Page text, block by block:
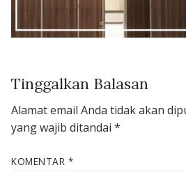
Tinggalkan Balasan
Alamat email Anda tidak akan
yang wajib ditandai *
KOMENTAR *